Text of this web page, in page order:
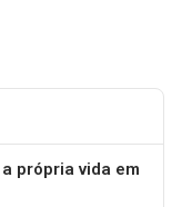
própria vida em